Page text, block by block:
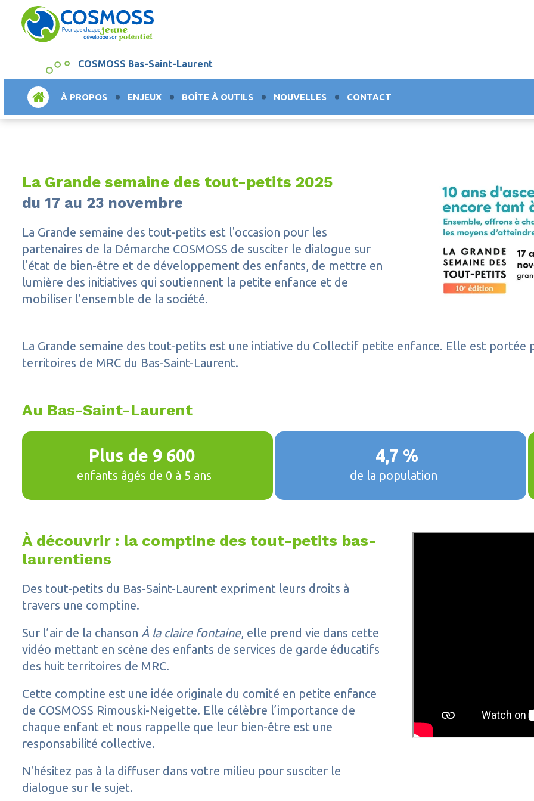
COSMOSS Bas-Saint-Laurent
ACCUEILÀ PROPOS ENJEUX BOÎTE À OUTILS NOUVELLES CONTACT
La Grande semaine des tout-petits 2025
du 17 au 23 novembre
La Grande semaine des tout-petits est l'occasion pour les
partenaires de la Démarche COSMOSS de susciter le dialogue sur
l'état de bien-être et de développement des enfants, de mettre en
lumière des initiatives qui soutiennent la petite enfance et de
mobiliser l’ensemble de la société.
La Grande semaine des tout-petits est une intiative du Collectif petite enfance. Elle est portée
territoires de MRC du Bas-Saint-Laurent.
Au Bas-Saint-Laurent
Plus de 9 600
enfants âgés de 0 à 5 ans
4,7 %
de la population
À découvrir : la comptine des tout-petits bas-
laurentiens
Des tout-petits du Bas-Saint-Laurent expriment leurs droits à
travers une comptine.
Sur l’air de la chanson À la claire fontaine, elle prend vie dans cette
vidéo mettant en scène des enfants de services de garde éducatifs
des huit territoires de MRC.
Cette comptine est une idée originale du comité en petite enfance
de COSMOSS Rimouski-Neigette. Elle célèbre l’importance de
chaque enfant et nous rappelle que leur bien-être est une
responsabilité collective.
N'hésitez pas à la diffuser dans votre milieu pour susciter le
dialogue sur le sujet.